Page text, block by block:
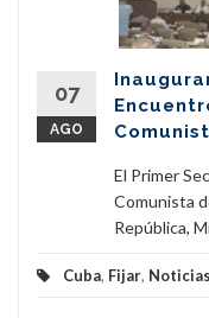
07
AGO
El Primer
Comunista
República,
Cuba, Fijar, Noticias